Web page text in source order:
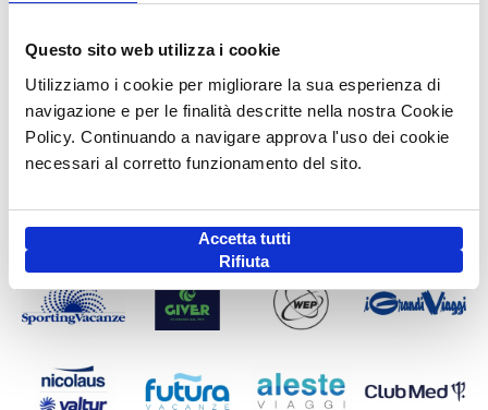
Questo sito web utilizza i cookie
Utilizziamo i cookie per migliorare la sua esperienza di
navigazione e per le finalità descritte nella nostra Cookie
Policy. Continuando a navigare approva l'uso dei cookie
necessari al corretto funzionamento del sito.
Accetta tutti
Rifiuta